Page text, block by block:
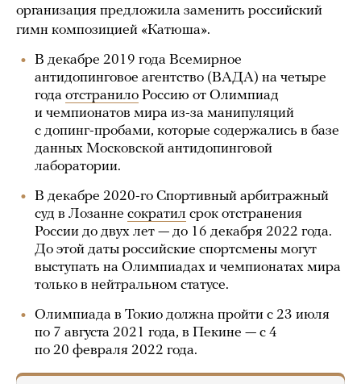
организация предложила заменить российский
гимн композицией «Катюша».
В декабре 2019 года Всемирное
антидопинговое агентство (ВАДА) на четыре
года отстранило Россию от Олимпиад
и чемпионатов мира из-за манипуляций
с допинг-пробами, которые содержались в базе
данных Московской антидопинговой
лаборатории.
В декабре 2020-го Спортивный арбитражный
суд в Лозанне сократил срок отстранения
России до двух лет — до 16 декабря 2022 года.
До этой даты российские спортсмены могут
выступать на Олимпиадах и чемпионатах мира
только в нейтральном статусе.
Олимпиада в Токио должна пройти с 23 июля
по 7 августа 2021 года, в Пекине — с 4
по 20 февраля 2022 года.